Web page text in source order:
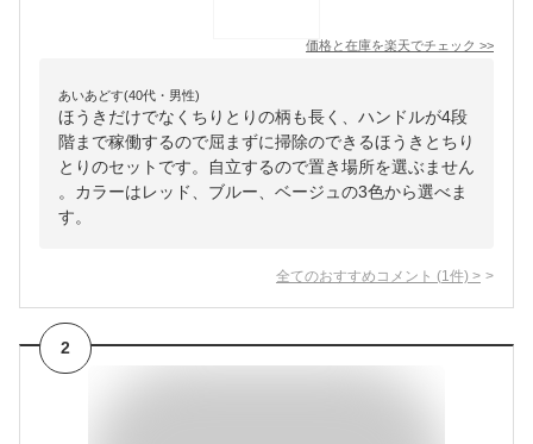
価格と在庫を楽天でチェック >>
あいあどす(40代・男性)
ほうきだけでなくちりとりの柄も長く、ハンドルが4段
階まで稼働するので屈まずに掃除のできるほうきとちり
とりのセットです。自立するので置き場所を選ぶません
。カラーはレッド、ブルー、ベージュの3色から選べま
す。
全てのおすすめコメント (1 件) >
2